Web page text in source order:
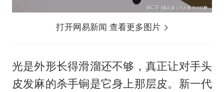
打开网易新闻 查看更多图片
光是外形长得滑溜还不够，真正让对手头
皮发麻的杀手锏是它身上那层皮。新一代